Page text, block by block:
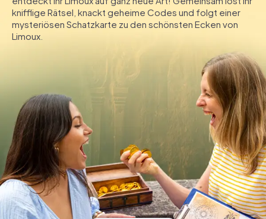
Teamevent
Tickets
DE
IE
IT
Tickets buchen
Gutscheine bestellen
knifflige Rätsel, knackt geheime Codes und folgt einer
mysteriösen Schatzkarte zu den schönsten Ecken von
Limoux.